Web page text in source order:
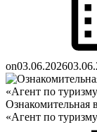
on03.06.2026
Ознакомительная
«Агент по